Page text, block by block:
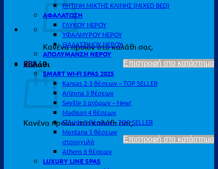
Κανένα προϊόν στο καλάθι σας.
Επιστροφή στο κατάστημα
Καλάθι
Κανένα προϊόν στο καλάθι σας.
Επιστροφή στο κατάστημα
ΡΗΤΙΝΗ ΜΙΚΤΗΣ ΚΛΙΝΗΣ (MIXED BED)
ΑΦΑΛΑΤΩΣΗ
ΓΛΥΚΟΥ ΝΕΡΟΥ
ΥΦΑΛΜΥΡΟΥ ΝΕΡΟΥ
ΘΑΛΑΣΣΙΝΟΥ ΝΕΡΟΥ
ΑΠΟΛΥΜΑΝΣΗ ΝΕΡΟΥ
SPA
SMART WI-FI SPAS 2025
Kansas 2-3 θέσεων – TOP SELLER
Arizona 3 θέσεων
Seville 3 ατόμων – New!
Madison 4 θέσεων
Florida 5 θέσεων – TOP SELLER
Montana 5 θέσεων
στρογγυλό
Athens 6 θέσεων
LUXURY LINE SPAS